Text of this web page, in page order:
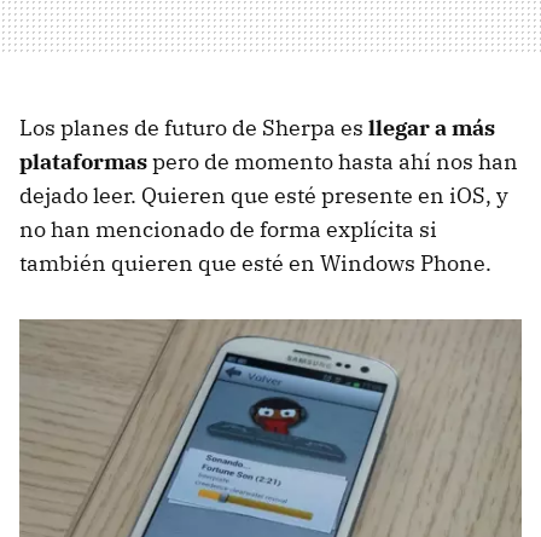
Los planes de futuro de Sherpa es llegar a más
plataformaspero de momento hasta ahí nos han
dejado leer. Quieren que esté presente en iOS, y
no han mencionado de forma explícita si
también quieren que esté en Windows Phone.